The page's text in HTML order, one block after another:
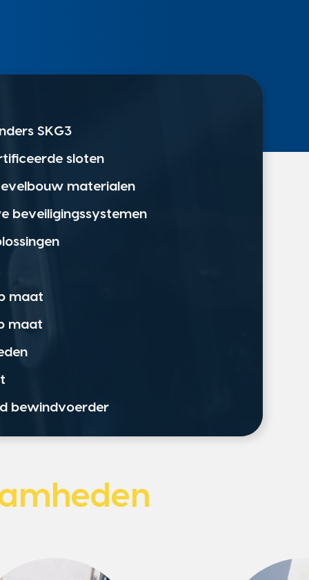
SKG3
sloten
materialen
beveiligingssystemen
maat
maat
bewindvoerder